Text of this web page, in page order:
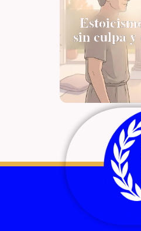
sin culpa